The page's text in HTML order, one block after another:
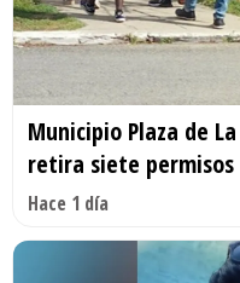
Municipio Plaza de
retira siete permisos
Hace 1 día